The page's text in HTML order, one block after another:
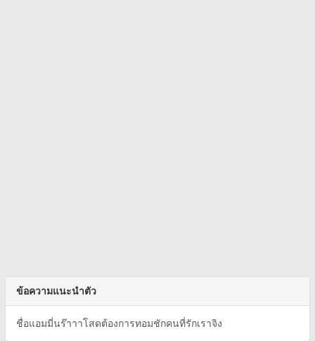
ข้อความแนะนำตัว
ชื่อแอมมี่นร๊าาาโสดต้องการทอมชักคนที่รักเราจิง